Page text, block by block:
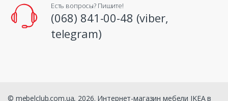
Есть вопросы? Пишите!
(068) 841-00-48 (viber,
telegram)
© mebelclub.com.ua, 2026. Интернет-магазин мебели IKEA в